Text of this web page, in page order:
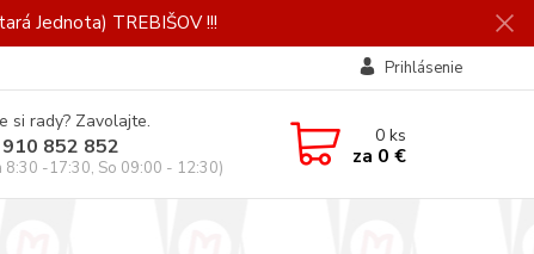
Jednota) TREBIŠOV !!!
Prihlásenie
si rady? Zavolajte.
852 852
8:30 -17:30, So 09:00 - 12:30)
0ks
za 0 €